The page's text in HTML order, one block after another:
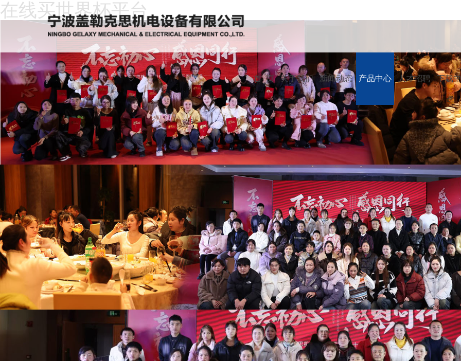
在线买世界杯平台
首 页 关于我们 新闻动态 产品中心 人才招聘 下载
在
世
杯
我
闻
态
产
中
才
聘
下
中
言
买
世
界
杯